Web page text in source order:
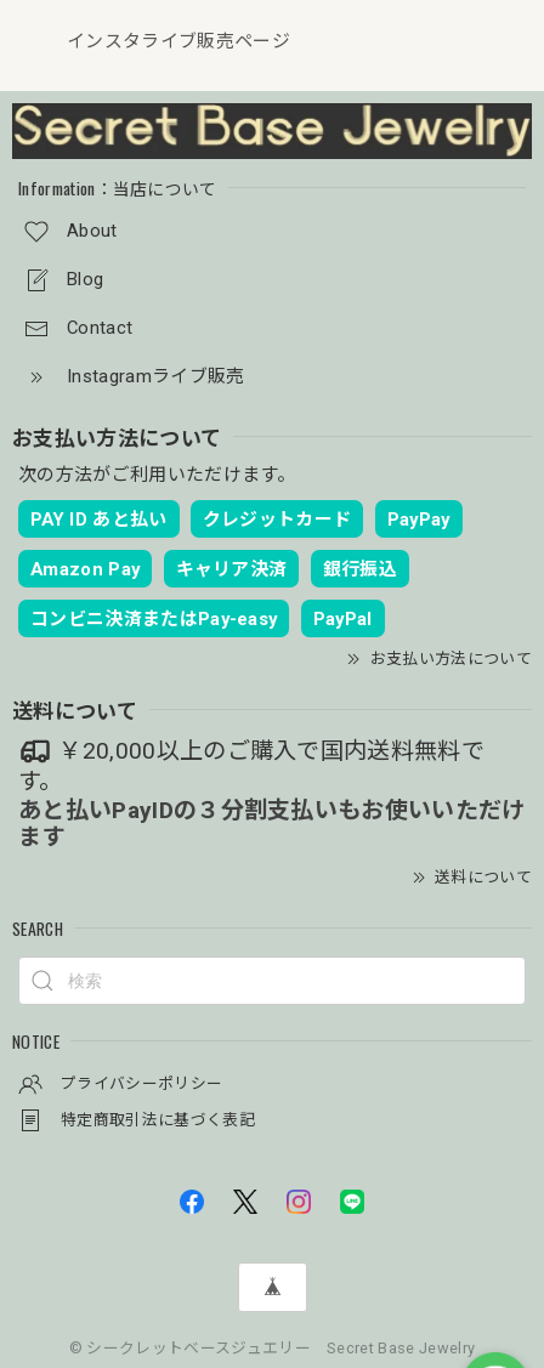
インスタライブ販売ページ
Information：当店について
About
Blog
Contact
Instagramライブ販売
お支払い方法について
次の方法がご利用いただけます。
PAY ID あと払い クレジットカード PayPay
Amazon Pay キャリア決済 銀行振込
コンビニ決済またはPay-easy PayPal
お支払い方法について
送料について
￥20,000以上のご購入で国内送料無料で
す。
あと払いPayIDの３分割支払いもお使いいただけ
ます
送料について
SEARCH
NOTICE
プライバシーポリシー
特定商取引法に基づく表記
© シークレットベースジュエリー Secret Base Jewelry